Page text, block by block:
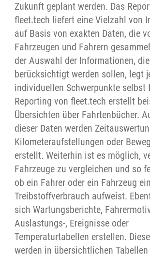
Zukunft geplant werden. Das
fleet.tech liefert eine Vielzahl von
auf Basis von exakten Daten, die
Fahrzeugen und Fahrern
der Auswahl der Informationen,
berücksichtigt werden sollen, legt
individuellen Schwerpunkte selbst
Reporting von fleet.tech erstellt
Übersichten über Fahrtenbücher.
dieser Daten werden
Kilometeraufstellungen oder
erstellt. Weiterhin ist es möglich,
Fahrzeuge zu vergleichen und so
ob ein Fahrer oder ein Fahrzeug
Treibstoffverbrauch aufweist.
sich Wartungsberichte,
Auslastungs-, Ereignisse oder
Temperaturtabellen erstellen.
werden in übersichtlichen Tabellen